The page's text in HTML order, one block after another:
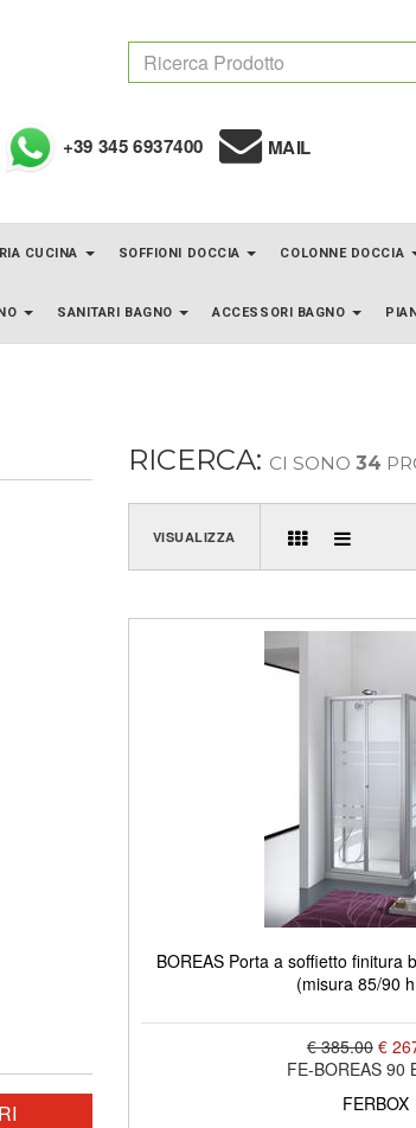
+39 345 6937400 MAIL
CUCINA SOFFIONI DOCCIA COLONNE DOCCIA
SANITARI BAGNO ACCESSORI BAGNO
RICERCA: CI SONO 34
VISUALIZZA
BOREAS Porta a soffietto finitura
(misura 85/90
€ 385.00 €
FE-BOREAS 90
FERBOX